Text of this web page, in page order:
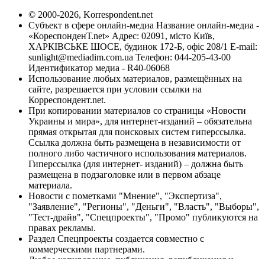
© 2000-2026, Korrespondent.net
Субъект в сфере онлайн-медиа Название онлайн-медиа -
«КореспонденТ.net» Адрес: 02091, місто Київ,
ХАРКІВСЬКЕ ШОСЕ, будинок 172-Б, офіс 208/1 E-mail:
sunlight@mediadim.com.ua Телефон: 044-205-43-00
Идентификатор медиа - R40-06068
Использование любых материалов, размещённых на
сайте, разрешается при условии ссылки на
Корреспондент.net.
При копировании материалов со страницы «Новости
Украины и мира», для интернет-изданий – обязательна
прямая открытая для поисковых систем гиперссылка.
Ссылка должна быть размещена в независимости от
полного либо частичного использования материалов.
Гиперссылка (для интернет- изданий) – должна быть
размещена в подзаголовке или в первом абзаце
материала.
Новости с пометками "Мнение", "Экспертиза",
"Заявление", "Регионы", "Деньги", "Власть", "Выборы",
"Тест-драйв", "Спецпроекты", "Промо" публикуются на
правах рекламы.
Раздел Спецпроекты создается совместно с
коммерческими партнерами.